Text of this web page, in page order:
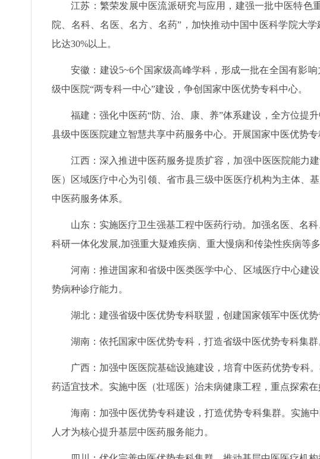
江苏：繁荣发展中医流派研究与应用，建强一批中医特色
院、名科、名医、名方、名药”，加快推动中国中医科学院大
比达30%以上。
安徽：建设5~6个国家级高峰学科，形成一批在全国有影
级中医院“两专科一中心”建设，争创国家中医优势专科中心。
福建：强化中医药“防、治、康、养”体系建设，全方位提
县级中医医院建立智慧共享中药服务中心。开展国家中医优势
江西：深入推进中医药服务提质扩容，加强中医医院能力
医）区域医疗中心为引领、省市县三级中医医疗机构为主体、
中医药服务体系。
山东：实施医疗卫生强基工程中医药行动。加强名医、名
科研一体化发展,加强重大疑难疾病、重大慢病和传染性疾病等多
河南：推进国家和省级中医类医学中心、区域医疗中心建
势病种诊疗能力。
湖北：建强省级中医优势专科联盟，创建国家领军中医优
湖南：依托国家中医优势专科，打造省级中医优势专科集群
广西：加强中医医院基础设施建设，培育中医药优势专科
药适宜技术。实施中医（壮瑶医）治未病健康工程，重点探索
海南：加强中医优势专科建设，打造优势专科集群。实施
人才为核心提升基层中医药服务能力。